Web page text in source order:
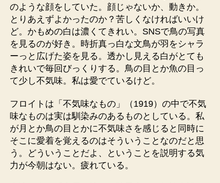
のような顔をしていた。顔じゃないか、動きか。
とりあえずよかったのか？苦しくなければいいけ
ど。かもめの白は濃くてきれい。SNSで鳥の写真
を見るのが好き。時折真っ白な文鳥が羽をシャラ
ーっと広げた姿を見る。透かし見える白がとても
きれいで毎回びっくりする。鳥の目とか魚の目っ
て少し不気味。私は愛でているけど。
フロイトは「不気味なもの」（1919）の中で不気
味なものは実は馴染みのあるものとしている。私
が月とか鳥の目とかに不気味さを感じると同時に
そこに愛着を覚えるのはそういうことなのだと思
う。どういうことだよ、ということを説明する気
力が今朝はない。疲れている。